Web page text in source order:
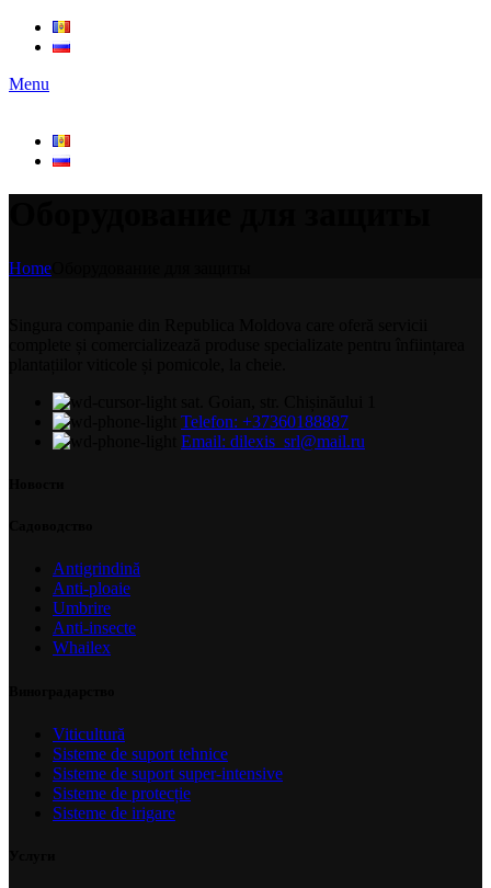
Menu
Home
Telefon: +37360188887
Email: dilexis_srl@mail.ru
Antigrindină
Anti-ploaie
Umbrire
Anti-insecte
Whailex
Viticultură
Sisteme de suport tehnice
Sisteme de suport super-intensive
Sisteme de protecție
Sisteme de irigare